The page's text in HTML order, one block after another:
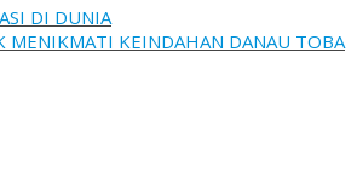
DI DUNIA
MENIKMATI KEINDAHAN DANAU TOBA